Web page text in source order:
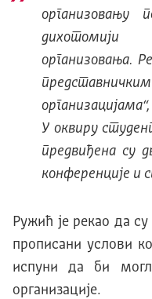
организовању
дихотомији
организовања.
организацијама
У оквиру
предвиђена су
конференције и
Ружић је рекао да
прописани услови
испуни да би
организације.